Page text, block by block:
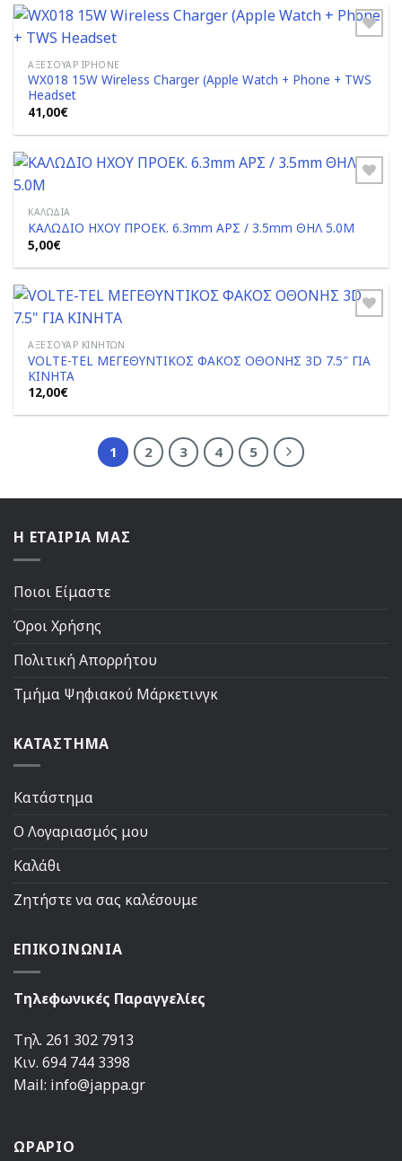
110,00€.
Add to
ΑΞΕΣΟΥΆΡ IPHONE
WX018 15W Wireless Charger (Apple Watch + Phone + TWS
Headset
41,00€
Add to
ΚΑΛΏΔΙΑ
ΚΑΛΩΔΙΟ ΗΧΟΥ ΠΡΟΕΚ. 6.3mm ΑΡΣ / 3.5mm ΘΗΛ 5.0M
5,00€
Add to
ΑΞΕΣΟΥΆΡ ΚΙΝΗΤΏΝ
VOLTE-TEL ΜΕΓΕΘΥΝΤΙΚΟΣ ΦΑΚΟΣ ΟΘΟΝΗΣ 3D 7.5″ ΓΙΑ
ΚΙΝΗΤΑ
12,00€
1 2 3 4 5
Η ΕΤΑΙΡΙΑ ΜΑΣ
Ποιοι Είμαστε
Όροι Χρήσης
Πολιτική Απορρήτου
Τμήμα Ψηφιακού Μάρκετινγκ
ΚΑΤΑΣΤΗΜΑ
Κατάστημα
Ο Λογαριασμός μου
Καλάθι
Ζητήστε να σας καλέσουμε
ΕΠΙΚΟΙΝΩΝΙΑ
Τηλεφωνικές Παραγγελίες
Τηλ. 261 302 7913
Κιν. 694 744 3398
Mail: info@jappa.gr
ΩΡΑΡΙΟ